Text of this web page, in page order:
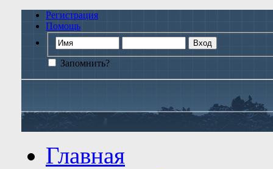
Регистрация
Помощь
Запомнить?
Главная